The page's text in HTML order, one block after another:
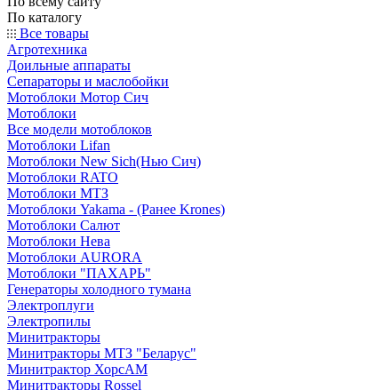
По каталогу
Все товары
Агротехника
Доильные аппараты
Сепараторы и маслобойки
Мотоблоки Мотор Сич
Мотоблоки
Все модели мотоблоков
Мотоблоки Lifan
Мотоблоки New Sich(Нью Сич)
Мотоблоки RATO
Мотоблоки МТЗ
Мотоблоки Yakama - (Ранее Krones)
Мотоблоки Салют
Мотоблоки Нева
Мотоблоки AURORA
Мотоблоки "ПАХАРЬ"
Генераторы холодного тумана
Электроплуги
Электропилы
Минитракторы
Минитракторы МТЗ "Беларус"
Минитрактор ХорсАМ
Минитракторы Rossel